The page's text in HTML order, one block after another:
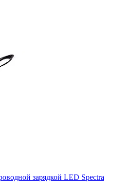
зарядкой LED Spectra